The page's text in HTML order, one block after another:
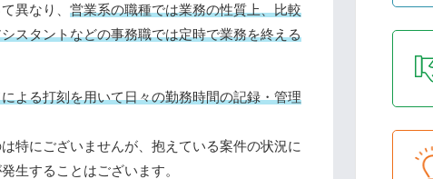
異なり、 営業系の職種では業務の性質上、比較
スタントなどの事務職では定時で業務を終える
よる打刻を用いて日々の勤務時間の記録・管理
特にございませんが、抱えている案件の状況に
生することはございます。